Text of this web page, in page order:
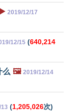
2019/12/17
12/15 (640,214
么 🖼️ 2019/12/14
(1,205,026次)